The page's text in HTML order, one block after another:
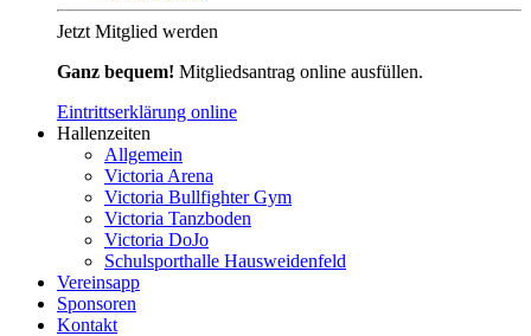
Jetzt Mitglied werden
Ganz bequem! Mitgliedsantrag online ausfüllen.
Eintrittserklärung online
Hallenzeiten
Allgemein
Victoria Arena
Victoria Bullfighter Gym
Victoria Tanzboden
Victoria DoJo
Schulsporthalle Hausweidenfeld
Vereinsapp
Sponsoren
Kontakt